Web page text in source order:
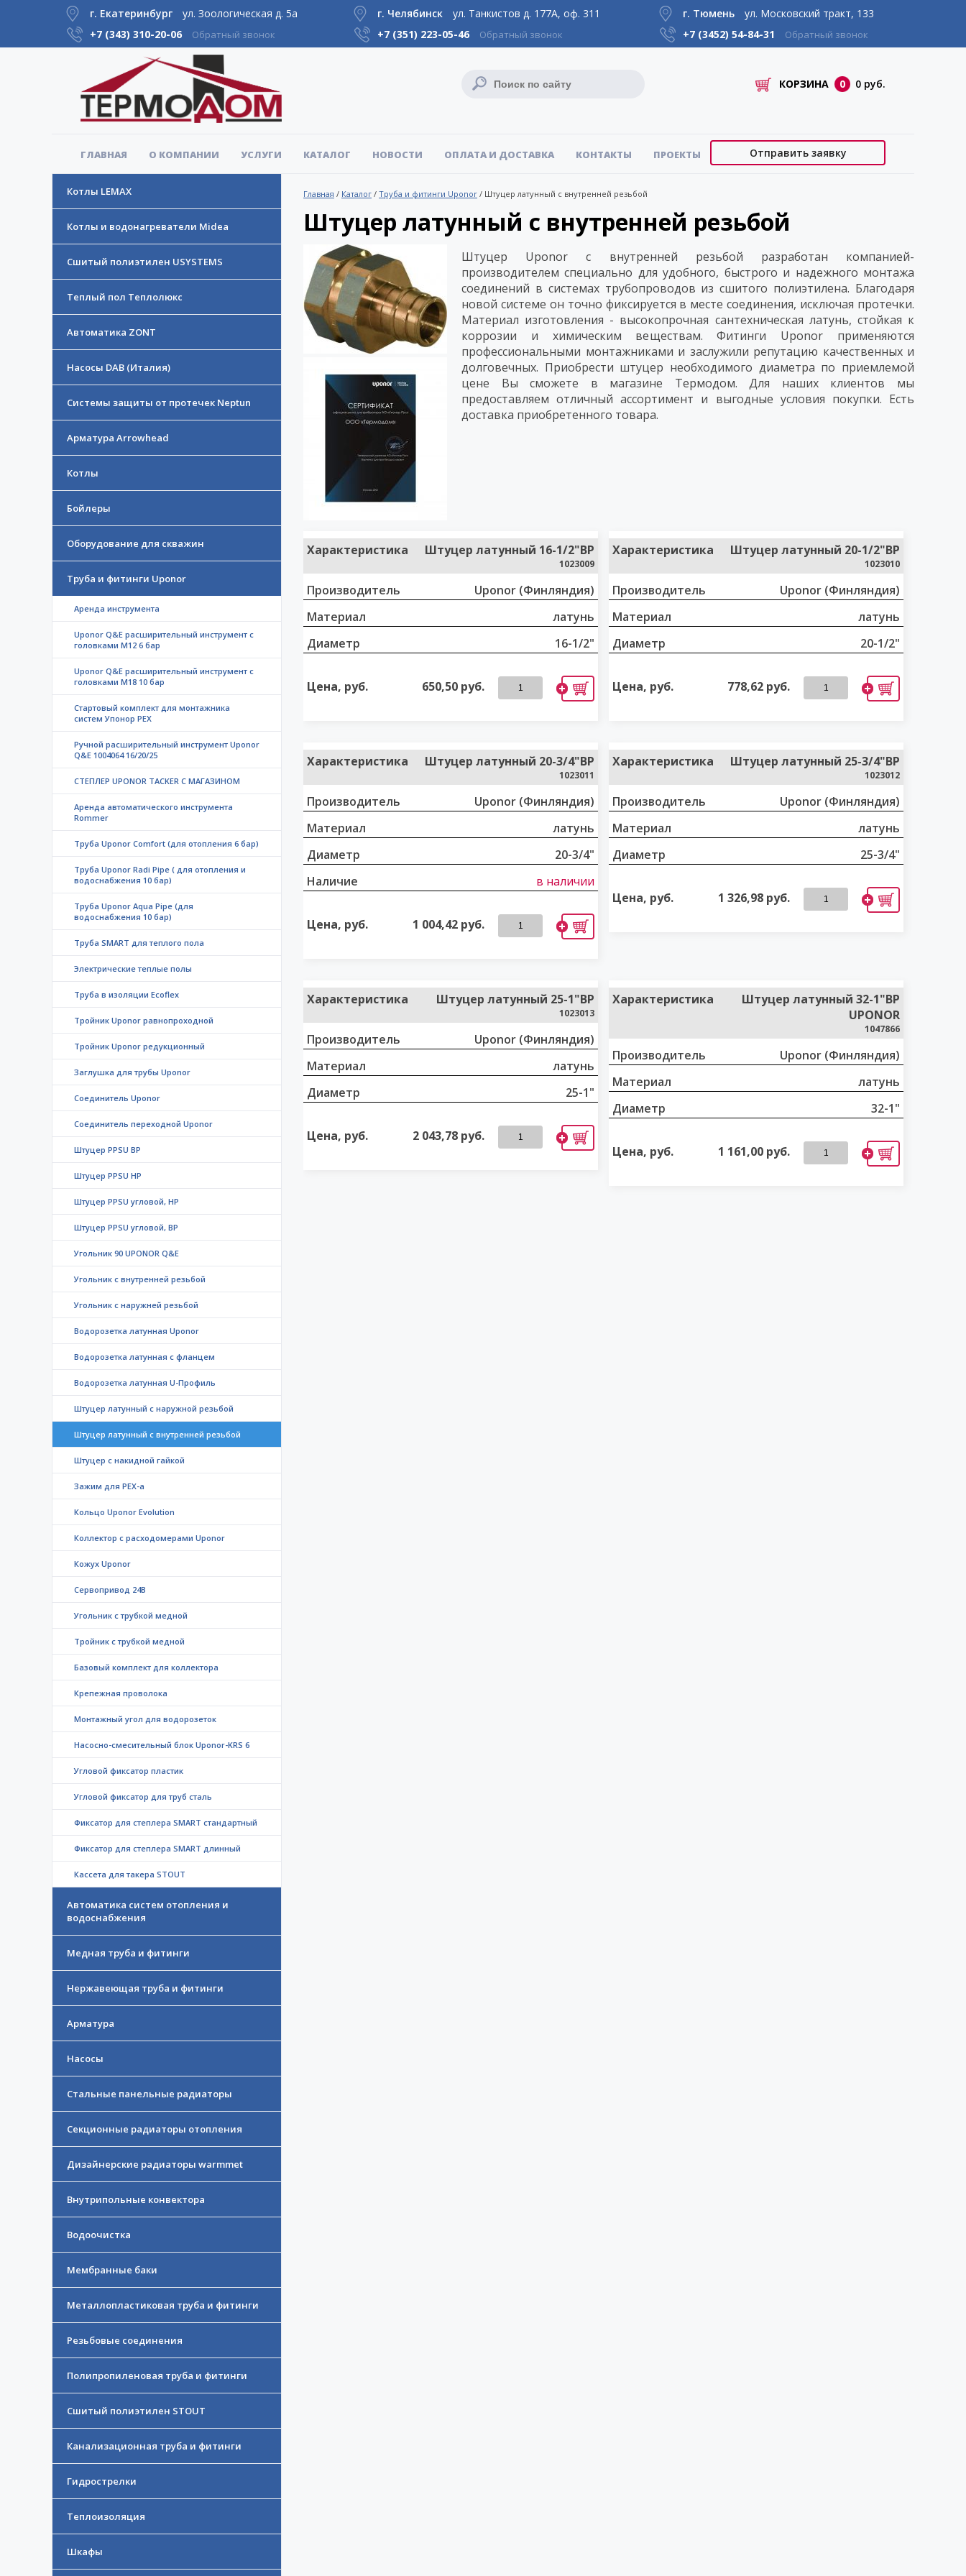
г. Екатеринбург
ул. Зоологическая д. 5а
+7 (343) 310-20-06 Обратный звонок
г. Челябинск
ул. Танкистов д. 177А, оф. 311
+7 (351) 223-05-46 Обратный звонок
г. Тюмень
ул. Московский тракт, 133
+7 (3452) 54-84-31 Обратный звонок
КОРЗИНА 0 0 руб.
Отправить заявку
ГЛАВНАЯ О КОМПАНИИ УСЛУГИ КАТАЛОГ НОВОСТИ ОПЛАТА И ДОСТАВКА КОНТАКТЫ ПРОЕКТЫ
Котлы LEMAX
Котлы и водонагреватели Midea
Сшитый полиэтилен USYSTEMS
Теплый пол Теплолюкс
Автоматика ZONT
Насосы DAB (Италия)
Системы защиты от протечек Neptun
Арматура Arrowhead
Котлы
Бойлеры
Оборудование для скважин
Труба и фитинги Uponor
Аренда инструмента
Uponor Q&E расширительный инструмент с
головками M12 6 бар
Uponor Q&E расширительный инструмент с
головками M18 10 бар
Стартовый комплект для монтажника
систем Упонор РЕХ
Ручной расширительный инструмент Uponor
Q&E 1004064 16/20/25
СТЕПЛЕР UPONOR TACKER С МАГАЗИНОМ
Аренда автоматического инструмента
Rommer
Труба Uponor Comfort (для отопления 6 бар)
Труба Uponor Radi Pipe ( для отопления и
водоснабжения 10 бар)
Труба Uponor Aqua Pipe (для
водоснабжения 10 бар)
Труба SMART для теплого пола
Электрические теплые полы
Труба в изоляции Ecoflex
Тройник Uponor равнопроходной
Тройник Uponor редукционный
Заглушка для трубы Uponor
Соединитель Uponor
Соединитель переходной Uponor
Штуцер PPSU ВР
Штуцер PPSU НР
Штуцер PPSU угловой, НР
Штуцер PPSU угловой, ВР
Угольник 90 UPONOR Q&Е
Угольник с внутренней резьбой
Угольник с наружней резьбой
Водорозетка латунная Uponor
Водорозетка латунная с фланцем
Водорозетка латунная U-Профиль
Штуцер латунный с наружной резьбой
Штуцер латунный с внутренней резьбой
Штуцер с накидной гайкой
Зажим для PEX-a
Кольцо Uponor Evolution
Коллектор с расходомерами Uponor
Кожух Uponor
Сервопривод 24В
Угольник с трубкой медной
Тройник с трубкой медной
Базовый комплект для коллектора
Крепежная проволока
Монтажный угол для водорозеток
Насосно-смесительный блок Uponor-KRS 6
Угловой фиксатор пластик
Угловой фиксатор для труб сталь
Фиксатор для степлера SMART стандартный
Фиксатор для степлера SMART длинный
Кассета для такера STOUT
Автоматика систем отопления и
водоснабжения
Медная труба и фитинги
Нержавеющая труба и фитинги
Арматура
Насосы
Стальные панельные радиаторы
Секционные радиаторы отопления
Дизайнерские радиаторы warmmet
Внутрипольные конвектора
Водоочистка
Мембранные баки
Металлопластиковая труба и фитинги
Резьбовые соединения
Полипропиленовая труба и фитинги
Сшитый полиэтилен STOUT
Канализационная труба и фитинги
Гидрострелки
Теплоизоляция
Шкафы
Главная / Каталог / Труба и фитинги Uponor / Штуцер латунный с внутренней резьбой
Штуцер латунный с внутренней резьбой
Штуцер Uponor с внутренней резьбой разработан компанией-
производителем специально для удобного, быстрого и надежного монтажа
соединений в системах трубопроводов из сшитого полиэтилена. Благодаря
новой системе он точно фиксируется в месте соединения, исключая протечки.
Материал изготовления - высокопрочная сантехническая латунь, стойкая к
коррозии и химическим веществам. Фитинги Uponor применяются
профессиональными монтажниками и заслужили репутацию качественных и
долговечных. Приобрести штуцер необходимого диаметра по приемлемой
цене Вы сможете в магазине Термодом. Для наших клиентов мы
предоставляем отличный ассортимент и выгодные условия покупки. Есть
доставка приобретенного товара.
Характеристика Штуцер латунный 16-1/2"ВР
1023009
Производитель
Uponor (Финляндия)
Материал
латунь
Диаметр
16-1/2"
Цена, руб. 650,50 руб.
Характеристика Штуцер латунный 20-1/2"ВР
1023010
Производитель
Uponor (Финляндия)
Материал
латунь
Диаметр
20-1/2"
Цена, руб. 778,62 руб.
Характеристика Штуцер латунный 20-3/4"ВР
1023011
Производитель
Uponor (Финляндия)
Материал
латунь
Диаметр
20-3/4"
Наличие
в наличии
Цена, руб. 1 004,42 руб.
Характеристика Штуцер латунный 25-3/4"ВР
1023012
Производитель
Uponor (Финляндия)
Материал
латунь
Диаметр
25-3/4"
Цена, руб. 1 326,98 руб.
Характеристика Штуцер латунный 25-1"ВР
1023013
Производитель
Uponor (Финляндия)
Материал
латунь
Диаметр
25-1"
Цена, руб. 2 043,78 руб.
Характеристика
Штуцер латунный 32-1"ВР
UPONOR
1047866
Производитель
Uponor (Финляндия)
Материал
латунь
Диаметр
32-1"
Цена, руб. 1 161,00 руб.